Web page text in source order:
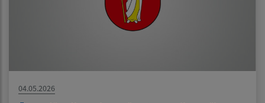
04.05.2026